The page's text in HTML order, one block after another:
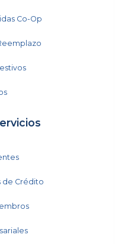
Co-Op
de Crédito